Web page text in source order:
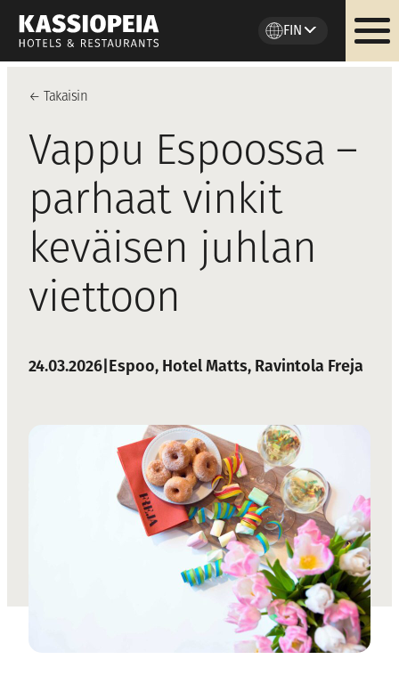
sisältöön
FIN
← Takaisin
Vappu Espoossa –
parhaat vinkit
keväisen juhlan
viettoon
24.03.2026 Espoo, Hotel Matts, Ravintola Freja